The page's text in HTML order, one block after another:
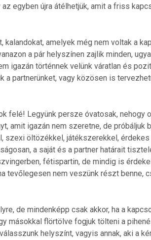
egyben újra átélhetjük, amit a friss
kalandokat, amelyek még nem voltak a
a pár helyszínen zajlik minden,
igazán történnek velünk váratlan és
a partnerünket, vagy közösen is
felé! Legyünk persze óvatosak, nehogy
amit igazán nem szeretne, de próbáljuk
szexi öltözékkel, játékszerekkel,
a saját és a partner határait
fétispartin, de mindig is
tevőlegesen nem veszünk részt benne,
de mindenképp csak akkor, ha a
másokkal flörtölve fogjuk tölteni a
helyszínt, vagyis annak, aki a